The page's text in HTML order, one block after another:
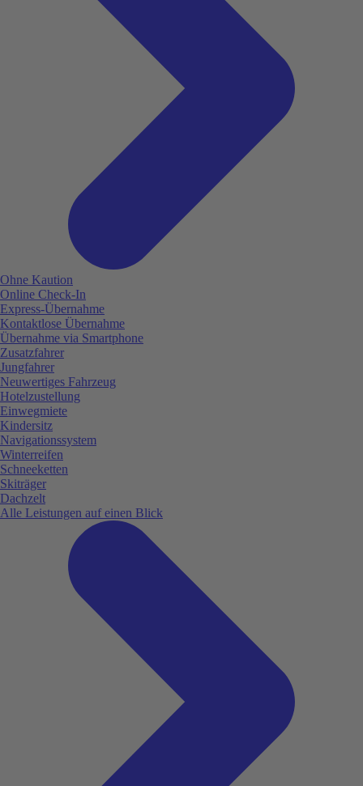
Ohne Kaution
Online Check-In
Express-Übernahme
Kontaktlose Übernahme
Übernahme via Smartphone
Zusatzfahrer
Jungfahrer
Neuwertiges Fahrzeug
Hotelzustellung
Einwegmiete
Kindersitz
Navigationssystem
Winterreifen
Schneeketten
Skiträger
Dachzelt
Alle Leistungen auf einen Blick